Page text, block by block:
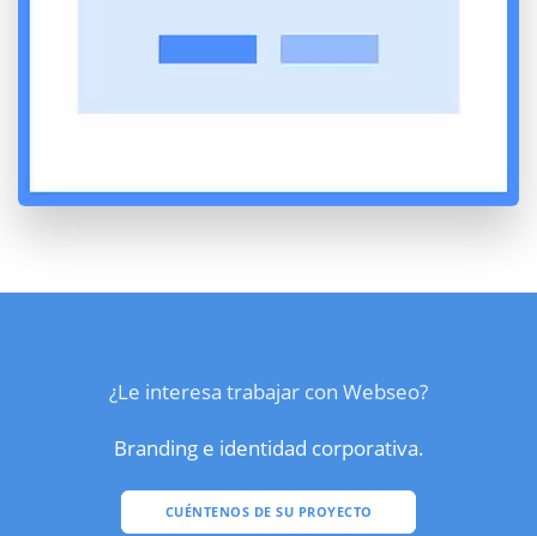
¿Le interesa trabajar con Webseo?
Branding e identidad corporativa.
CUÉNTENOS DE SU PROYECTO